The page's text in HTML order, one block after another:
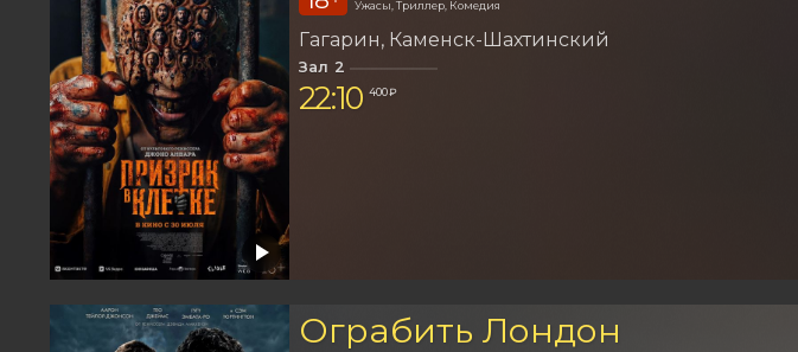
Ужасы, Триллер, Комедия
Гагарин Каменск-Шахтинский
Зал 2
22:10 400 ₽
Ограбить Лондон